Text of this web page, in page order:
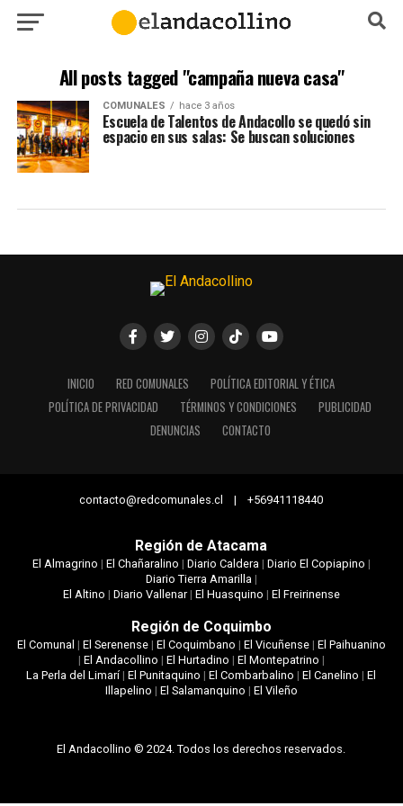
All posts tagged "campaña nueva casa"
COMUNALES hace 3 años
Escuela de Talentos de Andacollo se quedó sin
espacio en sus salas: Se buscan soluciones
INICIO RED COMUNALES
POLÍTICA EDITORIAL Y ÉTICA
POLÍTICA DE PRIVACIDAD
TÉRMINOS Y CONDICIONES
PUBLICIDAD
DENUNCIAS
CONTACTO
contacto@redcomunales.cl | +56941118440
Región de Atacama
El Almagrino | El Chañaralino | Diario Caldera| Diario El Copiapino |
Diario Tierra Amarilla|
El Altino | Diario Vallenar| El Huasquino | El Freirinense
Región de Coquimbo
El Comunal | El Serenense| El Coquimbano | El Vicuñense| El Paihuanino
| El Andacollino | El Hurtadino | El Montepatrino |
La Perla del Limarí|El Punitaquino |El Combarbalino |El Canelino |El
Illapelino | El Salamanquino | El Vileño
El Andacollino © 2024. Todos los derechos reservados.